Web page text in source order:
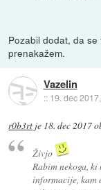
Pozabil dodat, da
prenakažem.
Vazelin
:: 19. dec
r0b3rt je 18. dec 2017
Živjo
Rabim nekoga,
informacije, kam